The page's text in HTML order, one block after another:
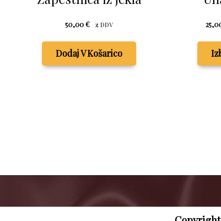
50,00€ z DDV
Dodaj V Košarico